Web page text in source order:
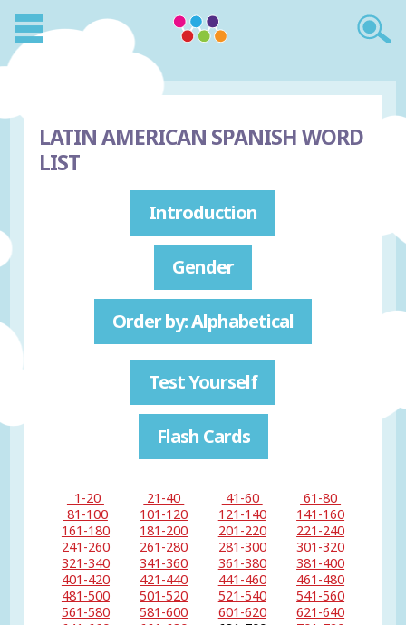
LATIN AMERICAN SPANISH WORD
LIST
Introduction
Gender
Order by: Alphabetical
Test Yourself
Flash Cards
1-20 21-40 41-60
61-80
81-100
101-120 121-140
141-160
161-180
181-200 201-220
221-240
241-260
261-280 281-300
301-320
321-340
341-360 361-380
381-400
401-420
421-440 441-460
461-480
481-500
501-520 521-540
541-560
561-580
581-600 601-620
621-640